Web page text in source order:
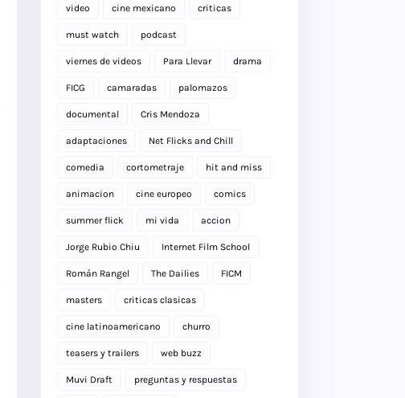
video cine mexicano criticas
must watch podcast
viernes de videos Para Llevar drama
FICG camaradas palomazos
documental Cris Mendoza
adaptaciones Net Flicks and Chill
comedia cortometraje hit and miss
animacion cine europeo comics
summer flick mi vida accion
Jorge Rubio Chiu Internet Film School
Román Rangel The Dailies FICM
masters criticas clasicas
cine latinoamericano churro
teasers y trailers web buzz
Muvi Draft preguntas y respuestas